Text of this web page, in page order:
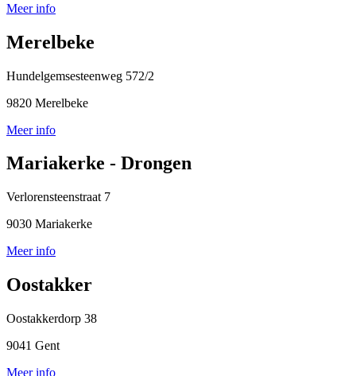
Meer info
Merelbeke
Hundelgemsesteenweg 572/2
9820 Merelbeke
Meer info
Mariakerke - Drongen
Verlorensteenstraat 7
9030 Mariakerke
Meer info
Oostakker
Oostakkerdorp 38
9041 Gent
Meer info